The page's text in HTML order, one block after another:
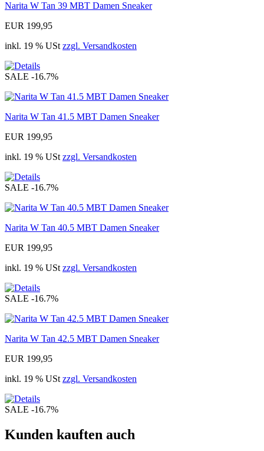
Narita W Tan 39 MBT Damen Sneaker
EUR 199,95
inkl. 19 % UStzzgl. Versandkosten
SALE -16.7%
Narita W Tan 41.5 MBT Damen Sneaker
EUR 199,95
inkl. 19 % UStzzgl. Versandkosten
SALE -16.7%
Narita W Tan 40.5 MBT Damen Sneaker
EUR 199,95
inkl. 19 % UStzzgl. Versandkosten
SALE -16.7%
Narita W Tan 42.5 MBT Damen Sneaker
EUR 199,95
inkl. 19 % UStzzgl. Versandkosten
SALE -16.7%
Kunden kauften auch